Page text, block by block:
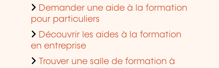
Demander une aide à la formation
pour particuliers
Découvrir les aides à la formation
en entreprise
Trouver une salle de formation à